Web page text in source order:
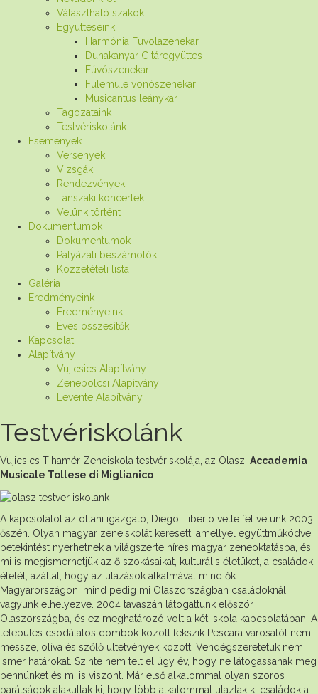
Választható szakok
Együtteseink
Harmónia Fuvolazenekar
Dunakanyar Gitáregyüttes
Fúvószenekar
Fülemüle vonószenekar
Musicantus leánykar
Tagozataink
Testvériskolánk
Események
Versenyek
Vizsgák
Rendezvények
Tanszaki koncertek
Velünk történt
Dokumentumok
Dokumentumok
Pályázati beszámolók
Közzétételi lista
Galéria
Eredményeink
Eredményeink
Éves összesítők
Kapcsolat
Alapítvány
Vujicsics Alapítvány
Zenebölcsi Alapítvány
Levente Alapítvány
Testvériskolánk
Vujicsics Tihamér Zeneiskola testvériskolája, az Olasz, Accademia
Musicale Tollese di Miglianico
A kapcsolatot az ottani igazgató, Diego Tiberio vette fel velünk 2003
őszén. Olyan magyar zeneiskolát keresett, amellyel együttműködve
betekintést nyerhetnek a világszerte híres magyar zeneoktatásba, és
mi is megismerhetjük az ő szokásaikat, kulturális életüket, a családok
életét, azáltal, hogy az utazások alkalmával mind ők
Magyarországon, mind pedig mi Olaszországban családoknál
vagyunk elhelyezve. 2004 tavaszán látogattunk először
Olaszországba, és ez meghatározó volt a két iskola kapcsolatában. A
település csodálatos dombok között fekszik Pescara városától nem
messze, olíva és szőlő ültetvények között. Vendégszeretetük nem
ismer határokat. Szinte nem telt el úgy év, hogy ne látogassanak meg
bennünket és mi is viszont. Már első alkalommal olyan szoros
barátságok alakultak ki, hogy több alkalommal utaztak ki családok a